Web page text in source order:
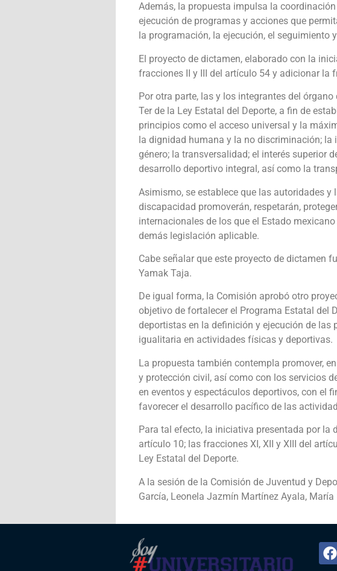
Además, la propuesta impulsa la
ejecución de programas y acciones que
la programación, la ejecución, el
El proyecto de dictamen, elaborado con la
fracciones II y III del artículo 54 y adicionar la
Por otra parte, las y los integrantes del
Ter de la Ley Estatal del Deporte, a fin de
principios como el acceso universal y la
la dignidad humana y la no discriminación;
género; la transversalidad; el interés superior
desarrollo deportivo integral, así como la
Asimismo, se establece que las autoridades
discapacidad promoverán, respetarán,
internacionales de los que el Estado
demás legislación aplicable.
Cabe señalar que este proyecto de dictamen
Yamak Taja.
De igual forma, la Comisión aprobó otro
objetivo de fortalecer el Programa Estatal del
deportistas en la definición y ejecución de
igualitaria en actividades físicas y deportivas.
La propuesta también contempla promover,
y protección civil, así como con los servicios
en eventos y espectáculos deportivos, con el
favorecer el desarrollo pacífico de las
Para tal efecto, la iniciativa presentada por la
artículo 10; las fracciones XI, XII y XIII del
Ley Estatal del Deporte.
A la sesión de la Comisión de Juventud y
García, Leonela Jazmín Martínez Ayala,